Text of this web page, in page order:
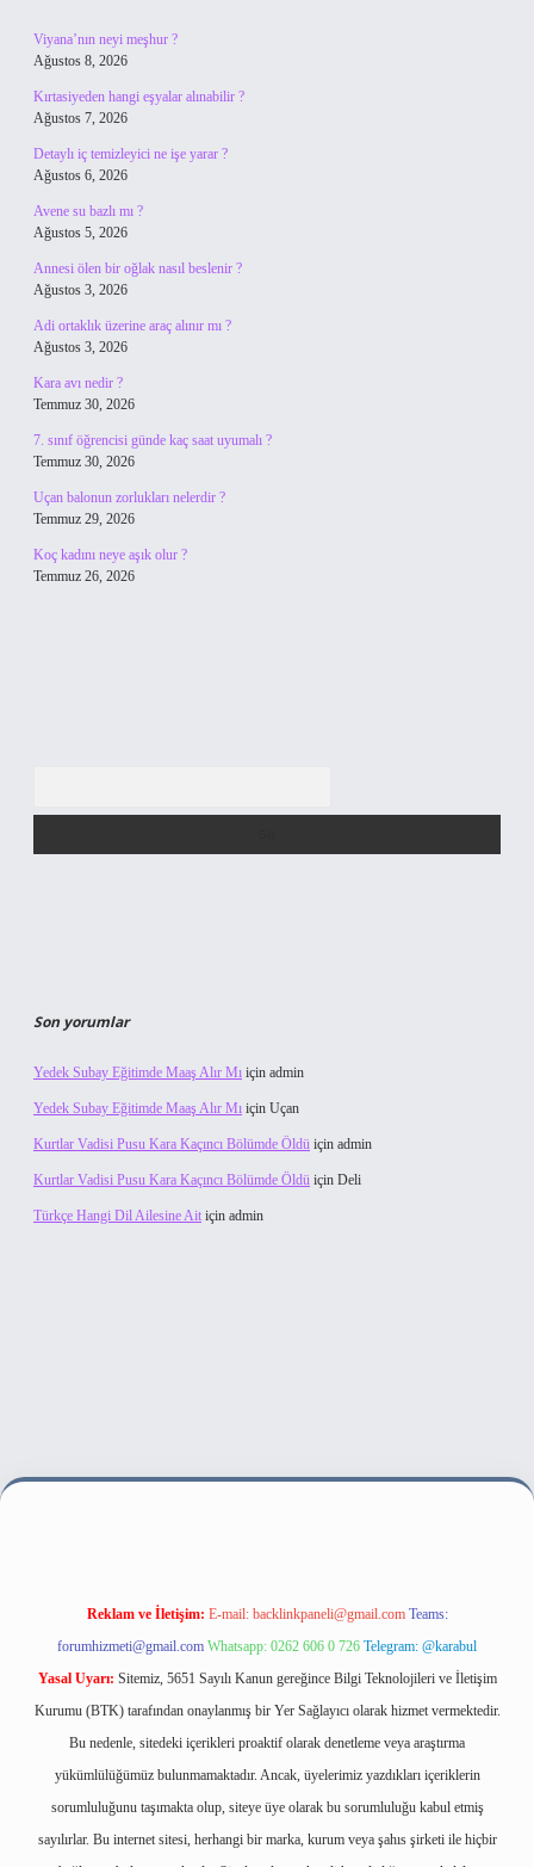
Viyana’nın neyi meşhur ?
Ağustos 8, 2026
Kırtasiyeden hangi eşyalar alınabilir ?
Ağustos 7, 2026
Detaylı iç temizleyici ne işe yarar ?
Ağustos 6, 2026
Avene su bazlı mı ?
Ağustos 5, 2026
Annesi ölen bir oğlak nasıl beslenir ?
Ağustos 3, 2026
Adi ortaklık üzerine araç alınır mı ?
Ağustos 3, 2026
Kara avı nedir ?
Temmuz 30, 2026
7. sınıf öğrencisi günde kaç saat uyumalı ?
Temmuz 30, 2026
Uçan balonun zorlukları nelerdir ?
Temmuz 29, 2026
Koç kadını neye aşık olur ?
Temmuz 26, 2026
Son yorumlar
Yedek Subay Eğitimde Maaş Alır Mı için admin
Yedek Subay Eğitimde Maaş Alır Mı için Uçan
Kurtlar Vadisi Pusu Kara Kaçıncı Bölümde Öldü için admin
Kurtlar Vadisi Pusu Kara Kaçıncı Bölümde Öldü için Deli
Türkçe Hangi Dil Ailesine Ait için admin
bahis sitesi
Reklam ve İletişim: E-mail: backlinkpaneli@gmail.com Teams:
forumhizmeti@gmail.com Whatsapp: 0262 606 0 726 Telegram: @karabul
Yasal Uyarı: Sitemiz, 5651 Sayılı Kanun gereğince Bilgi Teknolojileri ve İletişim
Kurumu (BTK) tarafından onaylanmış bir Yer Sağlayıcı olarak hizmet vermektedir.
Bu nedenle, sitedeki içerikleri proaktif olarak denetleme veya araştırma
yükümlülüğümüz bulunmamaktadır. Ancak, üyelerimiz yazdıkları içeriklerin
sorumluluğunu taşımakta olup, siteye üye olarak bu sorumluluğu kabul etmiş
sayılırlar. Bu internet sitesi, herhangi bir marka, kurum veya şahıs şirketi ile hiçbir